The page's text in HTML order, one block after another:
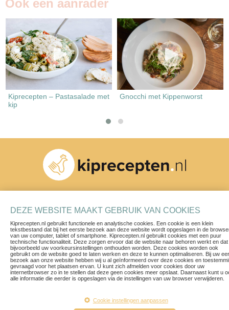
Ook een aanrader
Kiprecepten – Pastasalade met
kip
Gnocchi met Kippenworst
Recepten
Blogs & Vlogs
Contact
Privacy Policy
DEZE WEBSITE MAAKT GEBRUIK VAN COOKIES
Kiprecepten.nl gebruikt functionele en analytische cookies. Een cookie is een klein
tekstbestand dat bij het eerste bezoek aan deze website wordt opgeslagen in de
van uw computer, tablet of smartphone. Kiprecepten.nl gebruikt cookies met een puur
technische functionaliteit. Deze zorgen ervoor dat de website naar behoren werkt en dat
bijvoorbeeld uw voorkeursinstellingen onthouden worden. Deze cookies worden ook
gebruikt om de website goed te laten werken en deze te kunnen optimaliseren. Bij uw
bezoek aan onze website hebben wij u al geïnformeerd over deze cookies en
gevraagd voor het plaatsen ervan. U kunt zich afmelden voor cookies door uw
internetbrowser zo in te stellen dat deze geen cookies meer opslaat. Daarnaast kunt u
alle informatie die eerder is opgeslagen via de instellingen van uw browser verwijderen.
Cookie instellingen aanpassen